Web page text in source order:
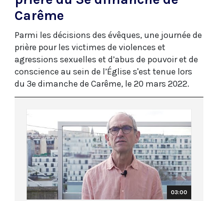
Carême
Parmi les décisions des évêques, une journée de
prière pour les victimes de violences et
agressions sexuelles et d’abus de pouvoir et de
conscience au sein de l’Église s'est tenue lors
du 3e dimanche de Carême, le 20 mars 2022.
03:00